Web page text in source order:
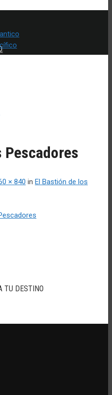
Pescadores
× 840 in El Bastión de los
TU DESTINO